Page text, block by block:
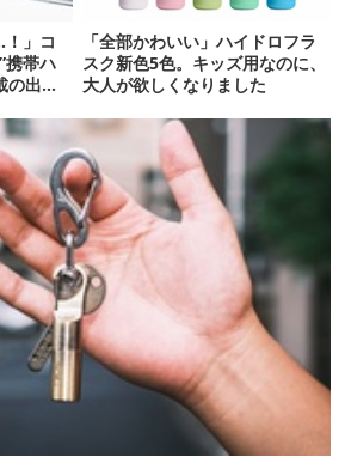
！」コ
携帯ハ
の出来
「全部かわいい」ハイドロフラ
スク新色5色。キッズ用なのに、
大人が欲しくなりました